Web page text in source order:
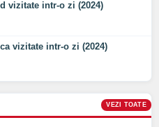
vizitate intr-o zi (2024)
vizitate intr-o zi (2024)
VEZI TOATE